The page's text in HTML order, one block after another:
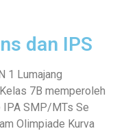
dan IPS
1 Lumajang
7B memperoleh
IPA SMP/MTs Se
Olimpiade Kurva